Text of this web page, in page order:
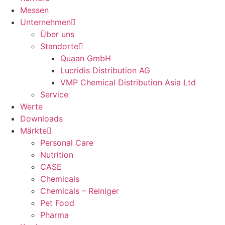
Messen
Unternehmen
Über uns
Standorte
Quaan GmbH
Lucridis Distribution AG
VMP Chemical Distribution Asia Ltd
Service
Werte
Downloads
Märkte
Personal Care
Nutrition
CASE
Chemicals
Chemicals – Reiniger
Pet Food
Pharma